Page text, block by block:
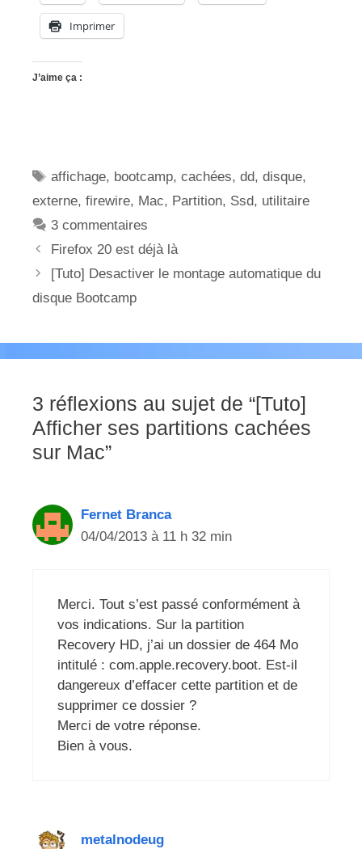
Imprimer
J’aime ça :
Étiquettes
affichage, bootcamp,cachées,dd,disque,
externe, firewire, Mac, Partition, Ssd, utilitaire
3 commentaires
Firefox 20 est déjà là
[Tuto] Desactiver le montage automatique du
disque Bootcamp
3 réflexions au sujet de “[Tuto]
Afficher ses partitions cachées
sur Mac”
Fernet Branca
04/04/2013 à 11 h 32 min
Merci. Tout s’est passé conformément à
vos indications. Sur la partition
Recovery HD, j’ai un dossier de 464 Mo
intitulé : com.apple.recovery.boot. Est-il
dangereux d’effacer cette partition et de
supprimer ce dossier ?
Merci de votre réponse.
Bien à vous.
metalnodeug